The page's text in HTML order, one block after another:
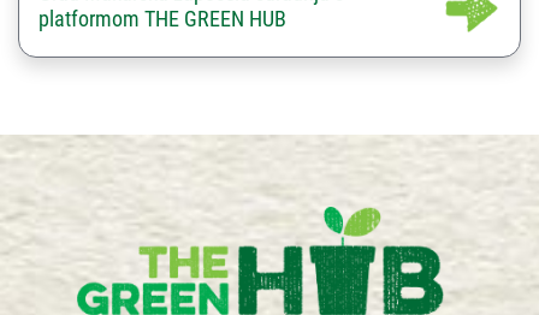
platformom THE GREEN HUB